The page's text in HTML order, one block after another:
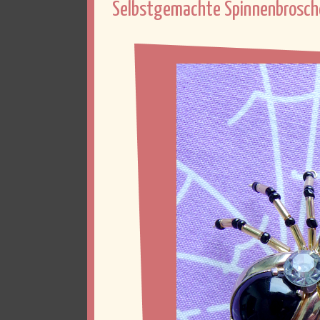
Selbstgemachte